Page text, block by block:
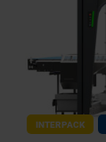
INTERPACK